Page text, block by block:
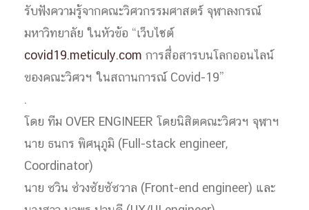
รับฟังความรู้จากคณะวิศวกรรมศาสตร์ จุฬาลงกรณ์
มหาวิทยาลัย ในหัวข้อ “เว็บไซต์
covid19.meticuly.comการสื่อสารบนโลกออนไลน์
ของคณะวิศวฯ ในสถานการณ์ Covid-19”
.
โดย ทีม OVER ENGINEER โดยนิสิตคณะวิศวฯ จุฬาฯ
นาย ธนกร พิศนุภูมิ (Full-stack engineer,
Coordinator)
นาย ชวิน ช่วงชัยชัชวาล (Front-end engineer) และ